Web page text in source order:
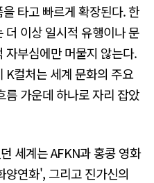
을 타고 빠르게 확장된다. 한
더 이상 일시적 유행이나 문
자부심에만 머물지 않는다.
K컬처는 세계 문화의 주요
름 가운데 하나로 자리 잡았
세계는 AFKN과 홍콩 영화
연화', 그리고 진가신의